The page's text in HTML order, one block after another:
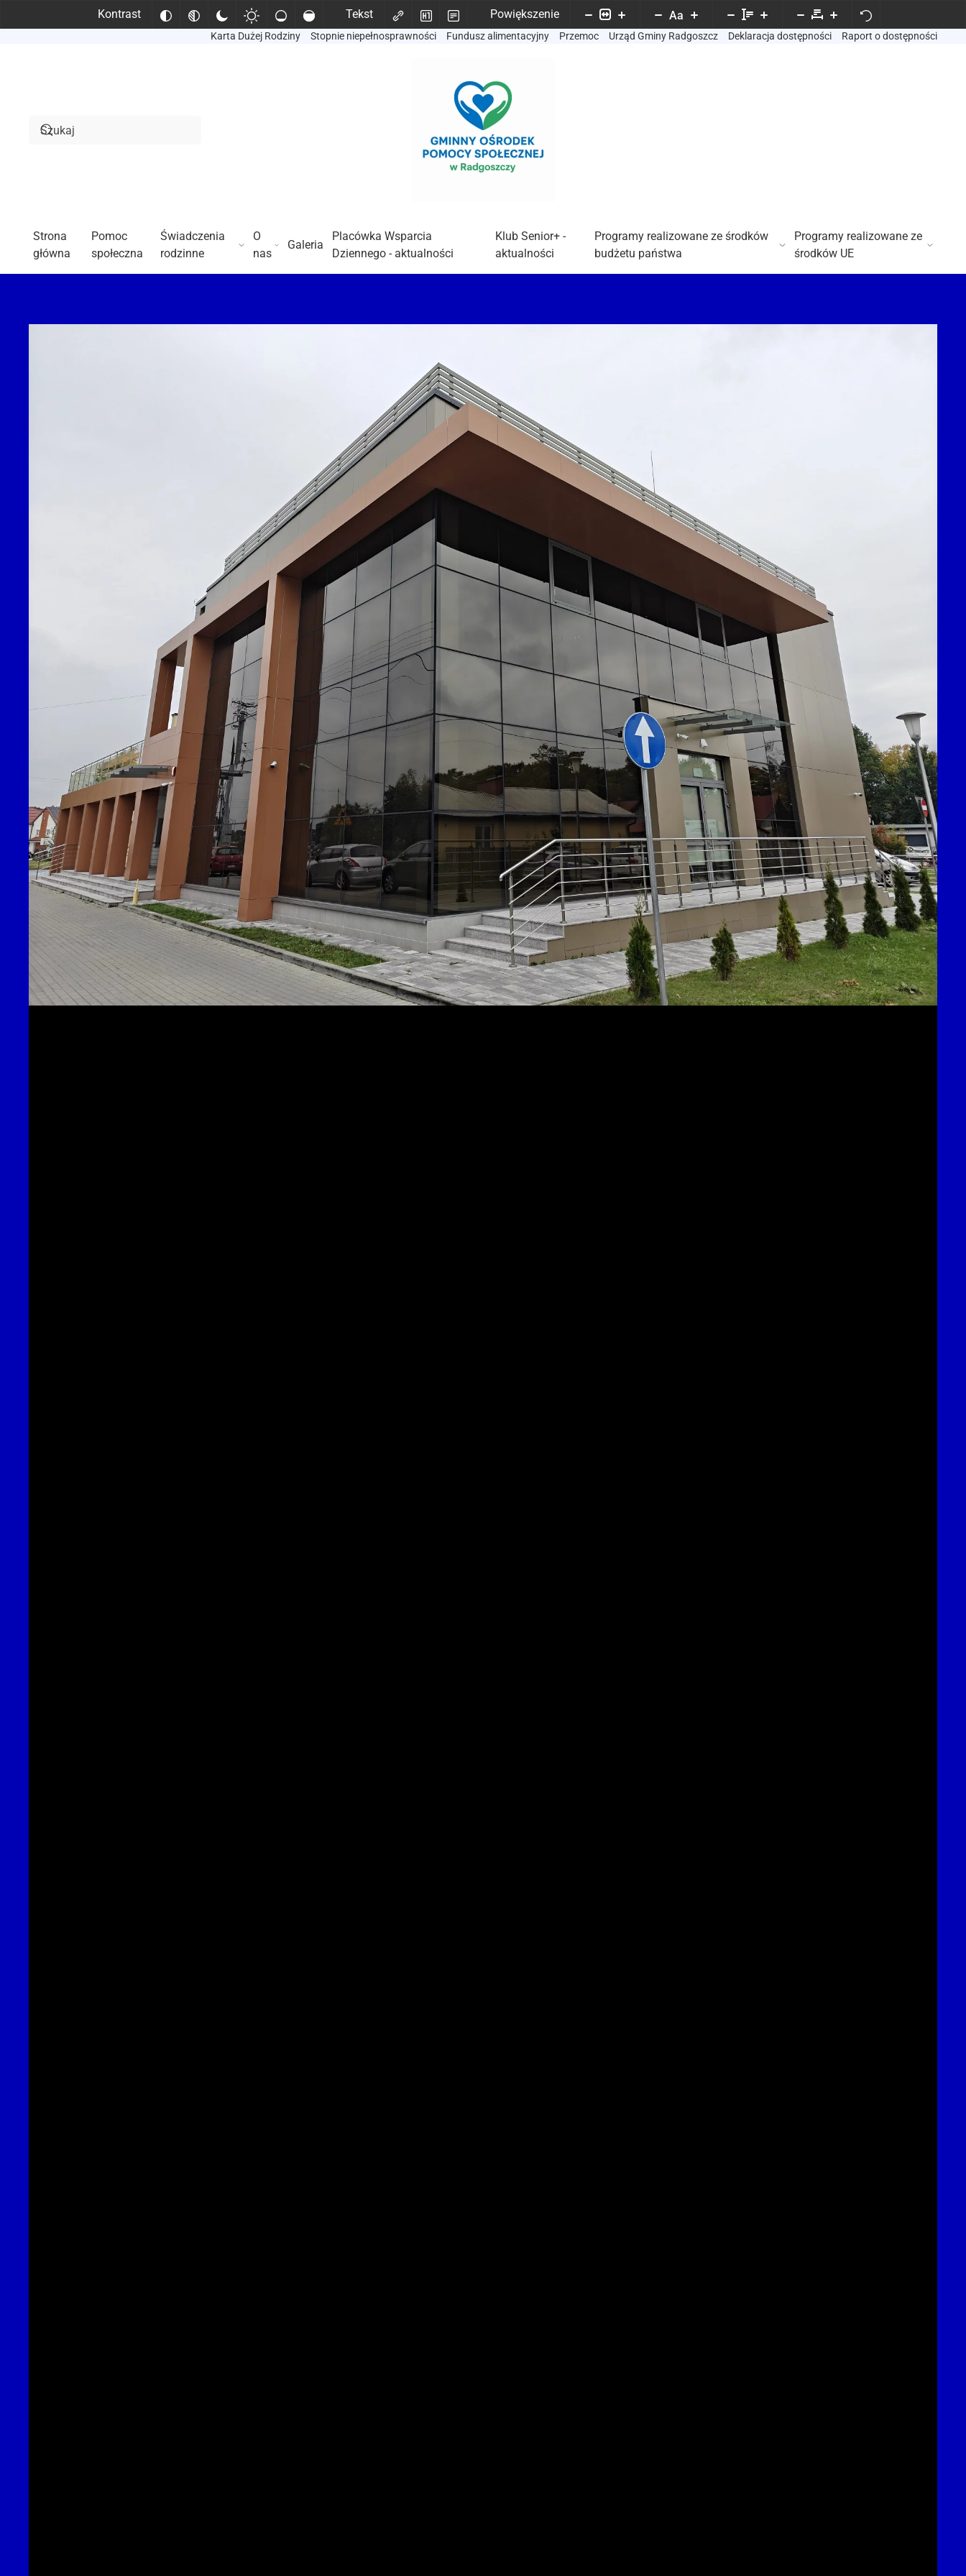
Kontrast Tekst Powiększenie
Aa
Karta Dużej Rodziny Stopnie niepełnosprawności Fundusz alimentacyjny Przemoc Urząd Gminy Radgoszcz Deklaracja dostępności Raport o dostępności
Strona
główna
Pomoc
społeczna
Świadczenia
rodzinne
O
nas
Galeria
Placówka Wsparcia
Dziennego - aktualności
Klub Senior+ -
aktualności
Programy realizowane ze środków
budżetu państwa
Programy realizowane ze
środków UE